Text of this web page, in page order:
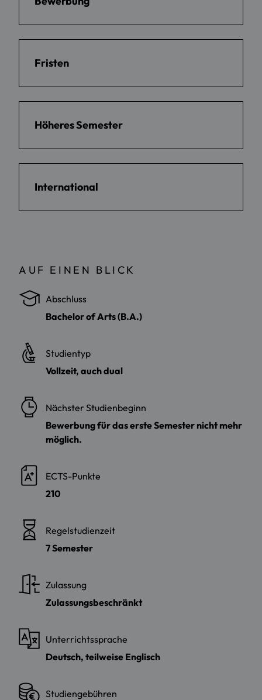
Fristen
Höheres Semester
International
AUF EINEN BLICK
Abschluss
Bachelor of Arts (B.A.)
Studientyp
Vollzeit, auch dual
Nächster Studienbeginn
Bewerbung für das erste Semester nicht mehr
möglich.
ECTS-Punkte
210
Regelstudienzeit
7 Semester
Zulassung
Zulassungsbeschränkt
Unterrichtssprache
Deutsch, teilweise Englisch
Studiengebühren